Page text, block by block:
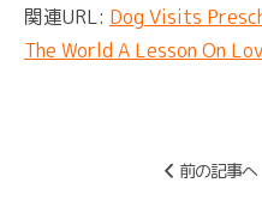
関連URL: Dog Visits
The World A Lesson On
前の記事へ